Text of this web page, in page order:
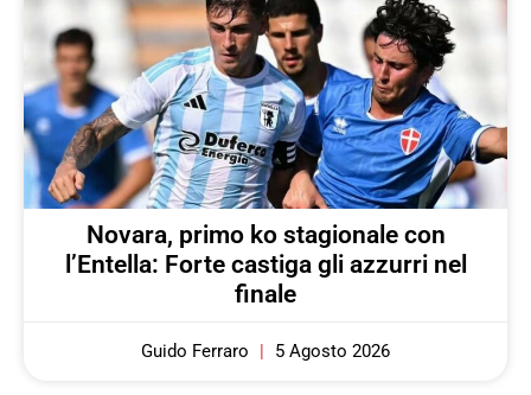
Novara, primo ko stagionale con
l’Entella: Forte castiga gli azzurri nel
finale
Guido Ferraro 5 Agosto 2026